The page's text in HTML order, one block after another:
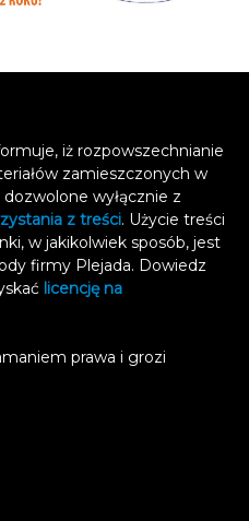
iż rozpowszechnianie
zamieszczonych w
wyłącznie z
z treści. Użycie treści
w jakikolwiek sposób, jest
firmy Plejada. Dowiedz
licencję na
prawa i grozi